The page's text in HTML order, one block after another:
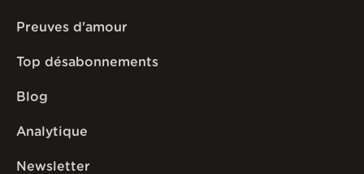
Preuves d'amour
Top désabonnements
Blog
Analytique
Newsletter